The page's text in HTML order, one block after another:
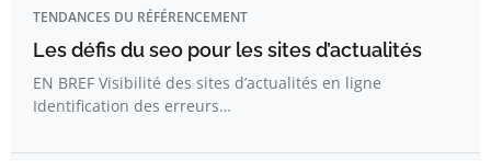
TENDANCES DU RÉFÉRENCEMENT
Les défis du seo pour les sites d’actualités
EN BREF Visibilité des sites d’actualités en ligne
Identification des erreurs…